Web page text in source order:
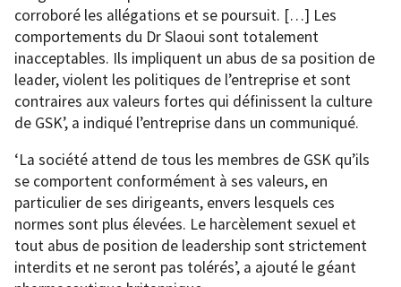
corroboré les allégations et se poursuit. […] Les
comportements du Dr Slaoui sont totalement
inacceptables. Ils impliquent un abus de sa position de
leader, violent les politiques de l’entreprise et sont
contraires aux valeurs fortes qui définissent la culture
de GSK’, a indiqué l’entreprise dans un communiqué.
‘La société attend de tous les membres de GSK qu’ils
se comportent conformément à ses valeurs, en
particulier de ses dirigeants, envers lesquels ces
normes sont plus élevées. Le harcèlement sexuel et
tout abus de position de leadership sont strictement
interdits et ne seront pas tolérés’, a ajouté le géant